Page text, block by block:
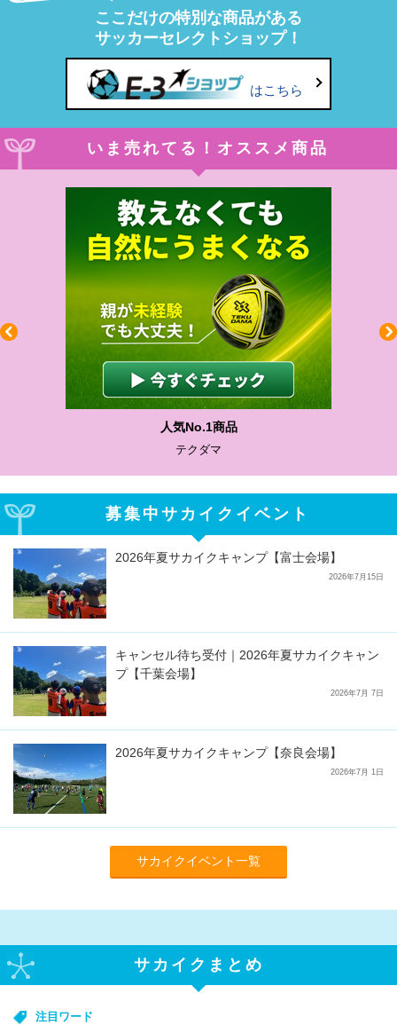
ここだけの特別な商品がある
サッカーセレクトショップ！
はこちら
いま売れてる！オススメ商品
人気No.1商品
テクダマ
募集中サカイクイベント
2026年夏サカイクキャンプ【富士会場】
2026年7月15日
キャンセル待ち受付｜2026年夏サカイクキャン
プ【千葉会場】
2026年7月 7日
2026年夏サカイクキャンプ【奈良会場】
2026年7月 1日
サカイクイベント一覧
サカイクまとめ
注目ワード